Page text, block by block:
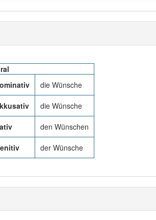
die Wünsche
die Wünsche
den Wünschen
der Wünsche